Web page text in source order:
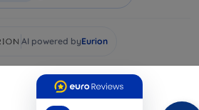
AI powered byEurion